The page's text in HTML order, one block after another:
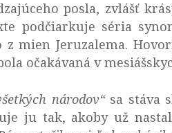
posla, zvlášť
podčiarkuje séria
mien Jeruzalema.
očakávaná v
národov“sa stáva
ju tak, akoby už